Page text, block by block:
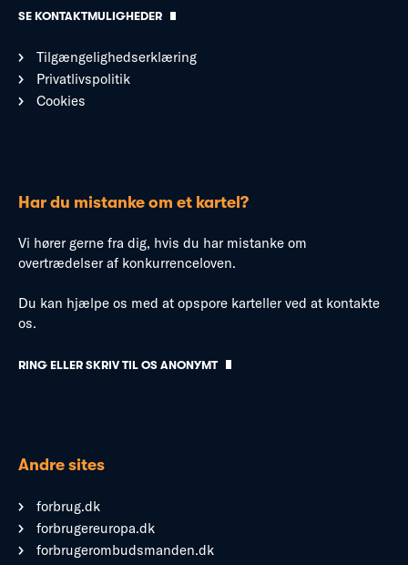
SE KONTAKTMULIGHEDER
Tilgængelighedserklæring
Privatlivspolitik
Cookies
Har du mistanke om et kartel?
Vi hører gerne fra dig, hvis du har mistanke om
overtrædelser af konkurrenceloven.
Du kan hjælpe os med at opspore karteller ved at kontakte
os.
RING ELLER SKRIV TIL OS ANONYMT
Andre sites
forbrug.dk
forbrugereuropa.dk
forbrugerombudsmanden.dk